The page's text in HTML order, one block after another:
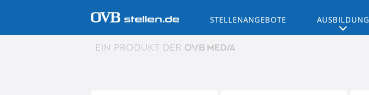
STELLENANGEBOTE AUSBILDUNG